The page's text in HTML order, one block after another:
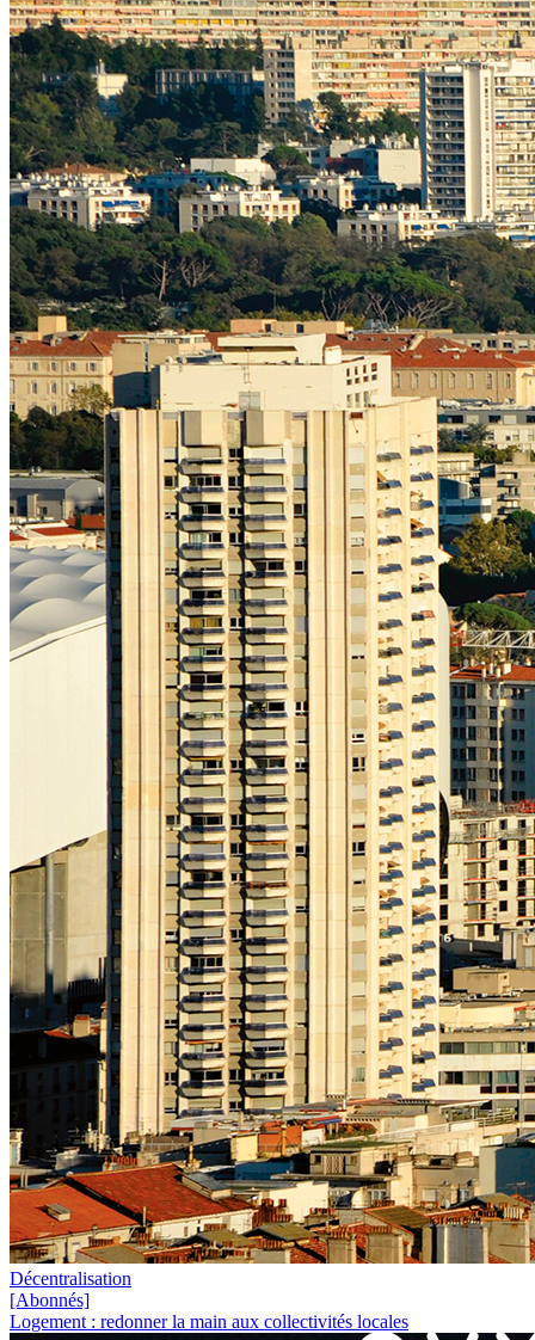
Décentralisation
[Abonnés]
Logement : redonner la main aux collectivités locales